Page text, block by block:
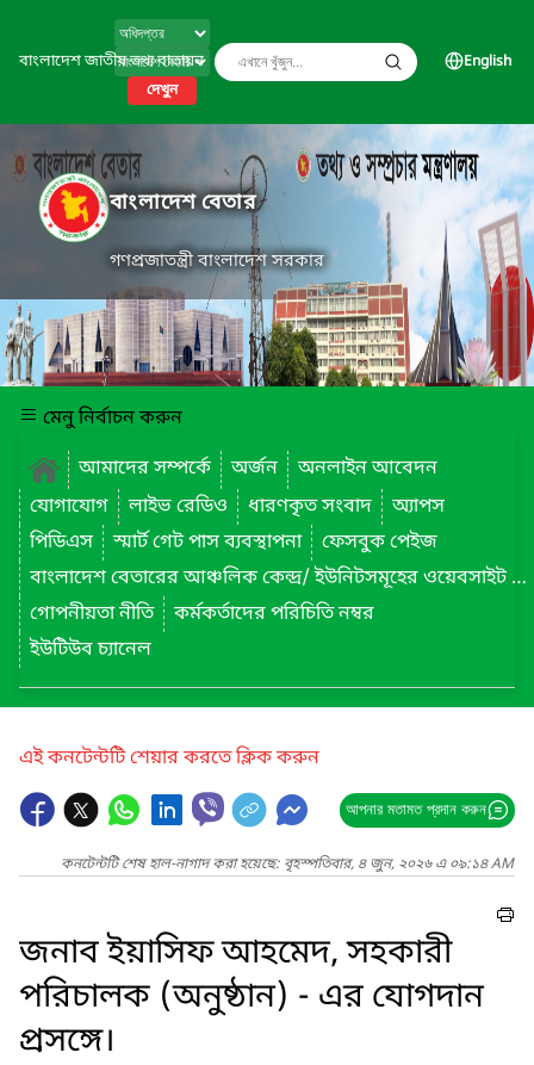
বাংলাদেশ জাতীয় তথ্য বাতায়ন
দেখুন
English
বাংলাদেশ বেতার
গণপ্রজাতন্ত্রী বাংলাদেশ সরকার
মেনু নির্বাচন করুন
আমাদের সম্পর্কে
অর্জন
অনলাইন আবেদন
যোগাযোগ
লাইভ রেডিও ধারণকৃত সংবাদ
অ্যাপস
পিডিএস
স্মার্ট গেট পাস ব্যবস্থাপনা
ফেসবুক পেইজ
বাংলাদেশ বেতারের আঞ্চলিক কেন্দ্র/ ইউনিটসমূহের ওয়েবসাইট লিংক
গোপনীয়তা নীতি
কর্মকর্তাদের পরিচিতি নম্বর
ইউটিউব চ্যানেল
এই কনটেন্টটি শেয়ার করতে ক্লিক করুন
আপনার মতামত প্রদান করুন
কনটেন্টটি শেষ হাল-নাগাদ করা হয়েছে: বৃহস্পতিবার, ৪ জুন, ২০২৬ এ ০৯:১৪ AM
জনাব ইয়াসিফ আহমেদ, সহকারী
পরিচালক (অনুষ্ঠান) - এর যোগদান
প্রসঙ্গে।